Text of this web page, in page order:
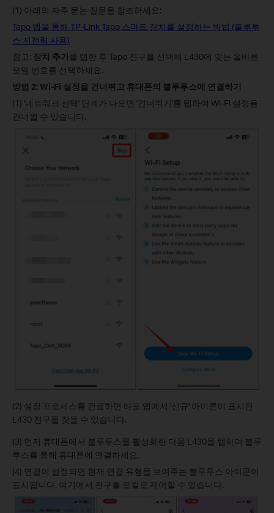
(1) 아래의 자주 묻는 질문을 참조하세요:
Tapo 앱을 통해 TP-Link Tapo 스마트 장치를 설정하는 방법 (블루투
스 저전력 사용)
참고: 장치 추가를 탭한 후 Tapo 전구를 선택해 L430에 맞는 올바른
모델 번호를 선택하세요.
방법 2: Wi-Fi 설정을 건너뛰고 휴대폰의 블루투스에 연결하기
(1) '네트워크 선택' 단계가 나오면 '건너뛰기'를 탭하여 Wi-Fi 설정을
건너뛸 수 있습니다.
(2) 설정 프로세스를 완료하면 타포 앱에서 '신규' 아이콘이 표시된
L430 전구를 찾을 수 있습니다.
(3) 먼저 휴대폰에서 블루투스를 활성화한 다음 L430을 탭하여 블루
투스를 통해 휴대폰에 연결하세요.
(4) 연결이 설정되면 현재 연결 유형을 보여주는 블루투스 아이콘이
표시됩니다. 여기에서 전구를 로컬로 제어할 수 있습니다.